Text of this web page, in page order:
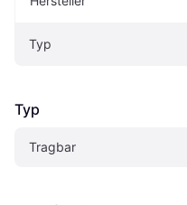
Typ
Typ
Tragbar